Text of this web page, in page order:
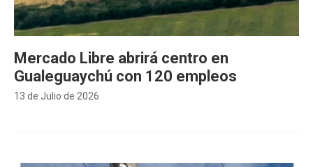
13 de Julio de 2026
Mercado Libre abrirá centro en
Gualeguaychú con 120 empleos